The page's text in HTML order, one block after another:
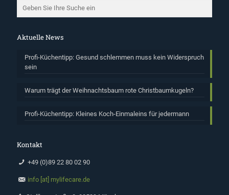
Aktuelle News
Profi-Küchentipp: Gesund schlemmen muss kein Widerspruch
sein
Warum trägt der Weihnachtsbaum rote Christbaumkugeln?
Profi-Küchentipp: Kleines Koch-Einmaleins für jedermann
Kontakt
+49 (0)89 22 80 02 90
info [at] mylifecare.de